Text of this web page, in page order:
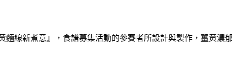
麵線新煮意』，食譜募集活動的參賽者所設計與製作，薑黃濃